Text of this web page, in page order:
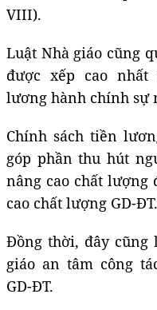
VIII).
Luật Nhà giáo cũng
được xếp cao nhất
lương hành chính sự
Chính sách tiền
góp phần thu hút
nâng cao chất lượng
cao chất lượng GD-ĐT.
Đồng thời, đây cũng
giáo an tâm công
GD-ĐT.